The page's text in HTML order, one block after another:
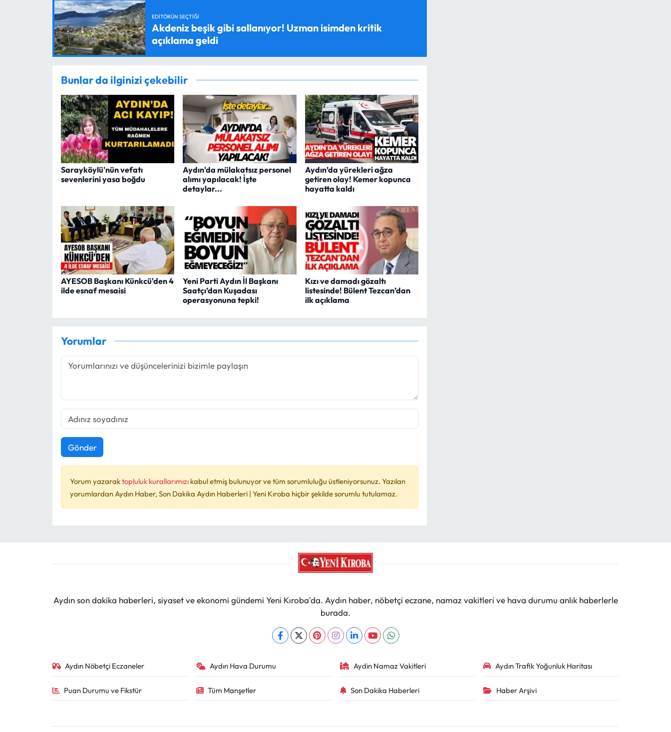
EDITÖRÜN SEÇTIĞI
Akdeniz beşik gibi sallanıyor! Uzman isimden kritik
açıklama geldi
Bunlar da ilginizi çekebilir
Sarayköylü'nün vefatı
sevenlerini yasa boğdu
Aydın'da mülakatsız personel
alımı yapılacak! İşte
detaylar...
Aydın’da yürekleri ağza
getiren olay! Kemer kopunca
hayatta kaldı
AYESOB Başkanı Künkcü'den 4
ilde esnaf mesaisi
Yeni Parti Aydın İl Başkanı
Saatçı’dan Kuşadası
operasyonuna tepki!
Kızı ve damadı gözaltı
listesinde! Bülent Tezcan’dan
ilk açıklama
Yorumlar
Gönder
Yorum yazaraktopluluk kurallarımızı kabul etmiş bulunuyor ve tüm sorumluluğu üstleniyorsunuz. Yazılan
yorumlardan Aydın Haber, Son Dakika Aydın Haberleri | Yeni Kıroba hiçbir şekilde sorumlu tutulamaz.
Aydın son dakika haberleri, siyaset ve ekonomi gündemi Yeni Kıroba'da. Aydın haber, nöbetçi eczane, namaz vakitleri ve hava durumu anlık haberlerle
burada.
Aydın Nöbetçi Eczaneler Aydın Hava Durumu Aydin Namaz Vakitleri Aydın Trafik Yoğunluk Haritası
Puan Durumu ve Fikstür Tüm Manşetler Son Dakika Haberleri Haber Arşivi